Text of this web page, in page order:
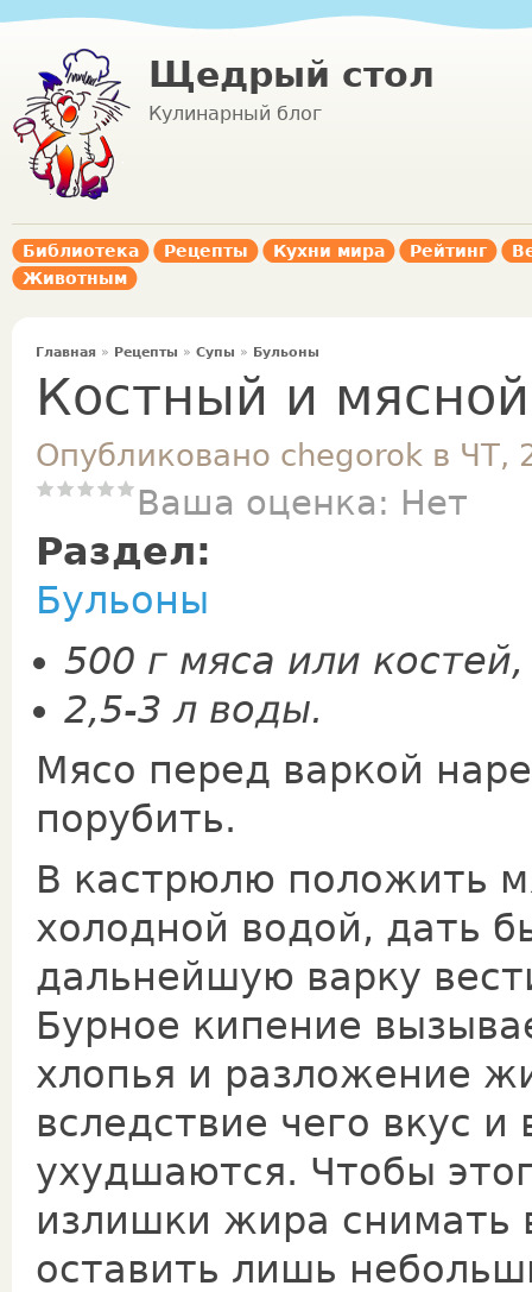
Щедрый стол
Кулинарный блог
Библиотека Рецепты Кухни мира Рейтинг
Животным
Главная » Рецепты » Супы » Бульоны
Костный и
Опубликовано chegorok в ЧТ,
Ваша оценка: Нет
Раздел:
Бульоны
500 г мяса или костей,
2,5-3 л воды.
Мясо перед варкой
порубить.
В кастрюлю положить
холодной водой, дать
дальнейшую варку
Бурное кипение
хлопья и разложение
вследствие чего вкус
ухудшаются. Чтобы
излишки жира снимать
оставить лишь